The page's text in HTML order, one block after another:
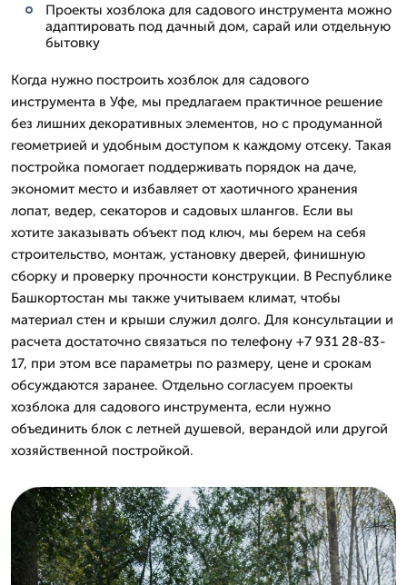
Проекты хозблока для садового инструмента можно
адаптировать под дачный дом, сарай или отдельную
бытовку
Когда нужно построить хозблок для садового
инструмента в Уфе, мы предлагаем практичное решение
без лишних декоративных элементов, но с продуманной
геометрией и удобным доступом к каждому отсеку. Такая
постройка помогает поддерживать порядок на даче,
экономит место и избавляет от хаотичного хранения
лопат, ведер, секаторов и садовых шлангов. Если вы
хотите заказывать объект под ключ, мы берем на себя
строительство, монтаж, установку дверей, финишную
сборку и проверку прочности конструкции. В Республике
Башкортостан мы также учитываем климат, чтобы
материал стен и крыши служил долго. Для консультации и
расчета достаточно связаться по телефону +7 931 28-83-
17, при этом все параметры по размеру, цене и срокам
обсуждаются заранее. Отдельно согласуем проекты
хозблока для садового инструмента, если нужно
объединить блок с летней душевой, верандой или другой
хозяйственной постройкой.